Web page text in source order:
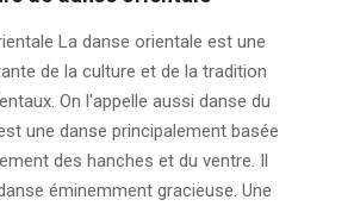
La danse orientale est une
de la culture et de la tradition
On l'appelle aussi danse du
une danse principalement basée
des hanches et du ventre. Il
éminemment gracieuse. Une